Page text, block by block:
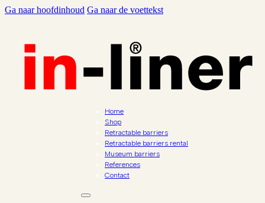
Ga naar hoofdinhoud Ga naar de voettekst
Home
Shop
Retractable barriers
Retractable barriers rental
Museum barriers
References
Contact